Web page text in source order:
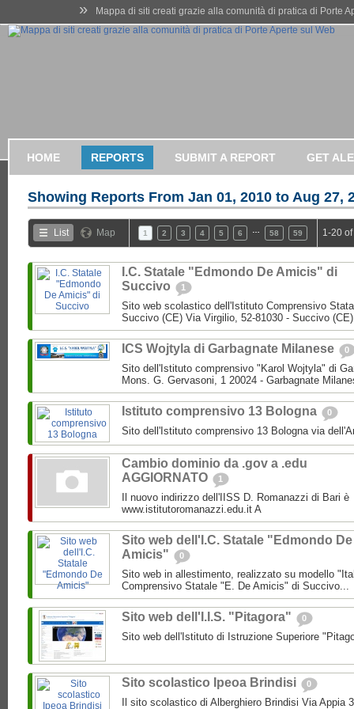
» Mappa di siti creati grazie alla comunità di pratica di Porte
HOME REPORTS SUBMIT A REPORT GET
Showing Reports From Jan 01, 2010 to Aug 27,
List Map 1 2 3 4 5 6 58 59 1-20
I.C. Statale "Edmondo De Amicis" di
Succivo
1
Sito web scolastico dell'Istituto Comprensivo
Succivo (CE) Via Virgilio, 52-81030 - Succivo
ICS Wojtyla di Garbagnate Milanese 0
Sito dell'Istituto comprensivo "Karol Wojtyla" di
Mons. G. Gervasoni, 1 20024 - Garbagnate
Istituto comprensivo 13 Bologna 0
Sito dell'Istituto comprensivo 13 Bologna via
Cambio dominio da .gov a .edu
AGGIORNATO
1
Il nuovo indirizzo dell'IISS D. Romanazzi di Bari è
www.istitutoromanazzi.edu.it A
Sito web dell'I.C. Statale "Edmondo De
Amicis"
0
Sito web in allestimento, realizzato su modello
Comprensivo Statale "E. De Amicis" di Succivo...
Sito web dell'I.I.S. "Pitagora" 0
Sito web dell'Istituto di Istruzione Superiore
Sito scolastico Ipeoa Brindisi 0
Il sito scolastico di Alberghiero Brindisi Via Appia